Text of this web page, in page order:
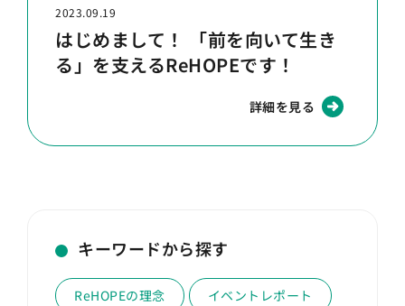
2023.09.19
はじめまして！ 「前を向いて生き
る」を支えるReHOPEです！
詳細を見る
キーワードから探す
ReHOPEの理念 イベントレポート